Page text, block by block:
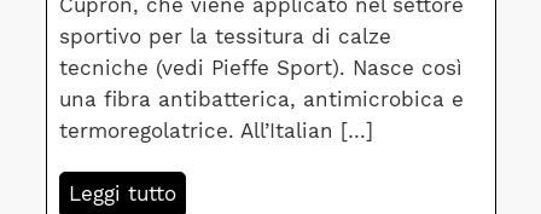
Cupron, che viene applicato nel settore
sportivo per la tessitura di calze
tecniche (vedi Pieffe Sport). Nasce così
una fibra antibatterica, antimicrobica e
termoregolatrice. All’Italian […]
Leggi tutto